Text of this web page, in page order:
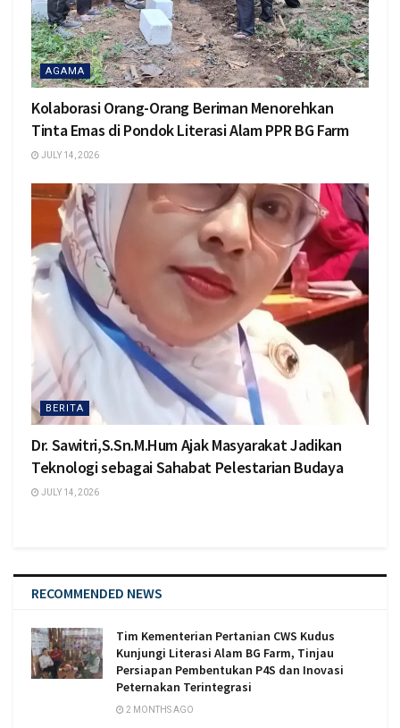
AGAMA
Kolaborasi Orang-Orang Beriman Menorehkan
Tinta Emas di Pondok Literasi Alam PPR BG Farm
JULY 14, 2026
BERITA
Dr. Sawitri,S.Sn.M.Hum Ajak Masyarakat Jadikan
Teknologi sebagai Sahabat Pelestarian Budaya
JULY 14, 2026
RECOMMENDED NEWS
Tim Kementerian Pertanian CWS Kudus
Kunjungi Literasi Alam BG Farm, Tinjau
Persiapan Pembentukan P4S dan Inovasi
Peternakan Terintegrasi
2 MONTHS AGO